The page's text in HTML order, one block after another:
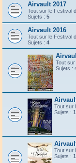
Airvault 2017
Tout sur le Festival
Sujets : 5
Airvault 2016
Tout sur le Festival
Sujets : 4
Tout
Sujets :
Tout sur
Sujets :
Tout sur
Sujets :